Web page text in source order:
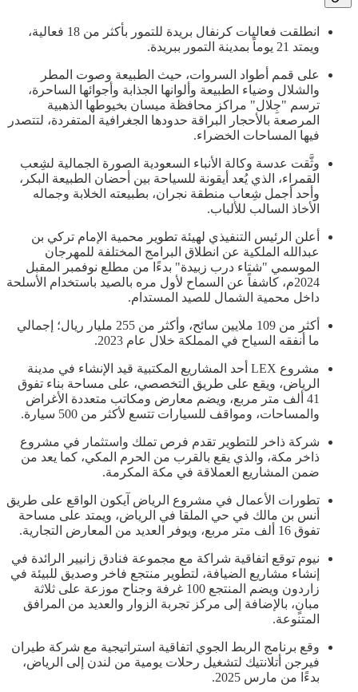
انطلقت فعاليات كرنفال بريدة للتمور بأكثر من 18 فعالية،
ويمتد 21 يوماً بمدينة التمور ببريدة.
على قمم أطواد السروات، حيث الطبيعة وصوت المطر
والشلال وضياء الطبيعة وألوانها الجذابة وأجوائها الساحرة،
ترسم "جِلال" مراكز محافظة ميسان بخيوطها الذهبية
المرصعة بالأحجار البراقة حدودها الجغرافية المتفردة، لتتصدر
فيها المساحات الخضراء.
وثَّقت عدسة وكالة الأنباء السعودية الصورة الجمالية لشِعب
القمراء، الذي يُعد أيقونة للسياحة بين أحضان الطبيعة البكر،
وأحد أجمل شِعاب منطقة نجران، بطبيعته الخلابة وجماله
الأخاذ السالب للألباب.
أعلن الرئيس التنفيذي لهيئة تطوير محمية الإمام تركي بن
عبدالله الملكية عن انطلاق البرامج المختلفة للمهرجان
الموسمي "شتاء درب زبيدة" بدءًا من مطلع نوفمبر المقبل
2024م، كاشفاً عن السماح لأول مره بالصيد باستخدام الأسلحة
داخل محمية الشمال للصيد المستدام.
أكثر من 109 ملايين سائح، وأكثر من 255 مليار ريال؛ إجمالي
ما أنفقه السياح في المملكة خلال عام 2023.
مشروع LEX أحد المشاريع المكتبية قيد الإنشاء في مدينة
الرياض، ويقع على طريق التخصصي، على مساحة بناء تفوق
41 ألف متر مربع، ويضم معارض ومكاتب متعددة الأغراض
والمساحات، ومواقف للسيارات تتسع لأكثر من 500 سيارة.
شركة ذاخر للتطوير تقدم فرص تملك واستثمار في مشروع
ذاخر مكة، والذي يقع بالقرب من الحرم المكي، كما يعد من
ضمن المشاريع العملاقة في مكة المكرمة.
تطورات الأعمال في مشروع الرياض آيكون الواقع على طريق
أنس بن مالك في حي الملقا في الرياض، ويمتد على مساحة
تفوق 16 ألف متر مربع، ويوفر العديد من المعارض التجارية.
نيوم توقع اتفاقية شراكة مع مجموعة فنادق زانيير الرائدة في
إنشاء مشاريع الضيافة، لتطوير منتجع فاخر وصديق للبيئة في
⁧زاردون‬⁩ ويضم المنتجع 100 غرفة وجناح موزعة على ثلاثة
مبانٍ، بالإضافة إلى مركز تجربة الزوار والعديد من المرافق
المتنوعة.
وقع برنامج الربط الجوي اتفاقية استراتيجية مع شركة طيران
فيرجن أتلانتيك لتشغيل رحلات يومية من لندن إلى الرياض،
بدءًا من مارس 2025.